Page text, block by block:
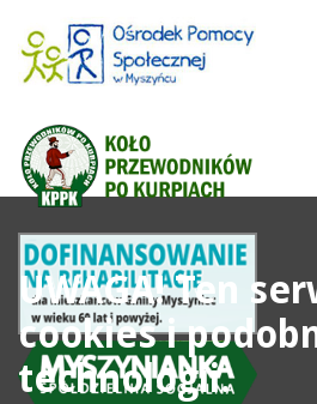
UWAGA! Ten
cookies i
technologii.